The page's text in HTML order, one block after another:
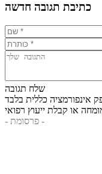
כתיבת תגובה חדשה
שלח תגובה
- פרסומת -